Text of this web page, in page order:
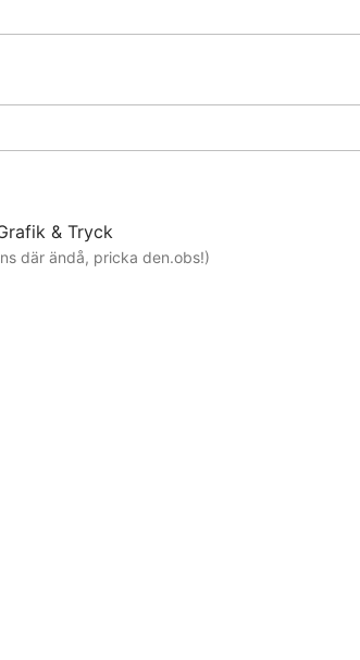
& Tryck
där ändå, pricka den.obs!)